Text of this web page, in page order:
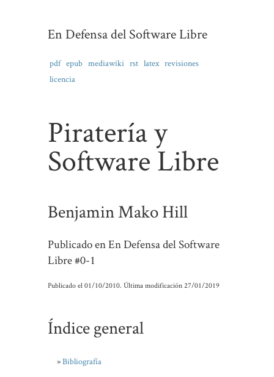
En Defensa del Software Libre
pdf epub mediawiki rst latex revisiones
licencia
Piratería y
Software Libre
Benjamin Mako Hill
Publicado enEn Defensa del Software
Libre #0-1
Publicado el01/10/2010.Última modificación 27/01/2019
Índice general
Bibliografía